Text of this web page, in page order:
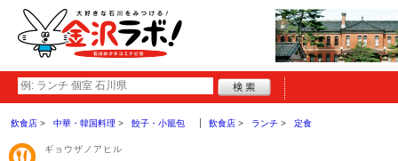
飲食店 中華・韓国料理 餃子・小籠包 飲食店 ランチ 定食
ギョウザノアヒル